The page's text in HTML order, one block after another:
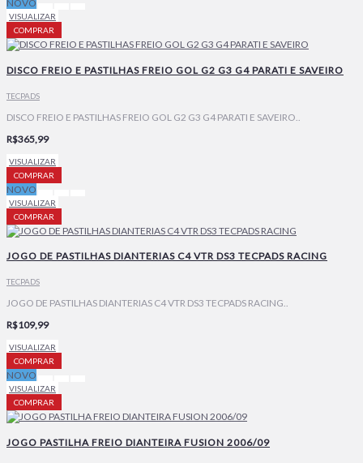
NOVO
VISUALIZAR
COMPRAR
DISCO FREIO E PASTILHAS FREIO GOL G2 G3 G4 PARATI E SAVEIRO
TECPADS
DISCO FREIO E PASTILHAS FREIO GOL G2 G3 G4 PARATI E SAVEIRO..
R$365,99
VISUALIZAR
COMPRAR
NOVO
VISUALIZAR
COMPRAR
JOGO DE PASTILHAS DIANTERIAS C4 VTR DS3 TECPADS RACING
TECPADS
JOGO DE PASTILHAS DIANTERIAS C4 VTR DS3 TECPADS RACING..
R$109,99
VISUALIZAR
COMPRAR
NOVO
VISUALIZAR
COMPRAR
JOGO PASTILHA FREIO DIANTEIRA FUSION 2006/09